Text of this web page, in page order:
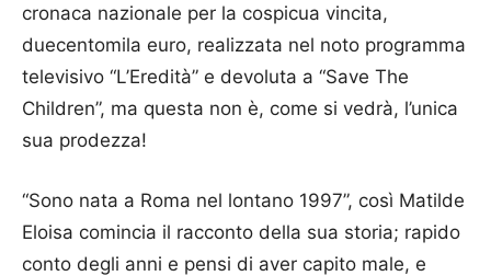
cronaca nazionale per la cospicua vincita,
duecentomila euro, realizzata nel noto programma
televisivo “L’Eredità” e devoluta a “Save The
Children”, ma questa non è, come si vedrà, l’unica
sua prodezza!
“Sono nata a Roma nel lontano 1997”, così Matilde
Eloisa comincia il racconto della sua storia; rapido
conto degli anni e pensi di aver capito male, e